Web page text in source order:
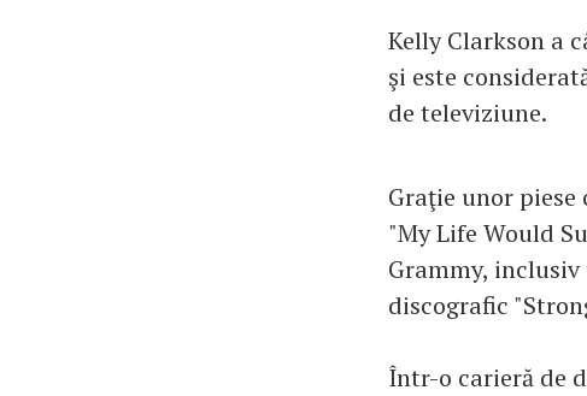
Kelly Clarkson a
şi este
de televiziune.
Graţie unor piese
"My Life Would
Grammy,
discografic
Într-o carieră de